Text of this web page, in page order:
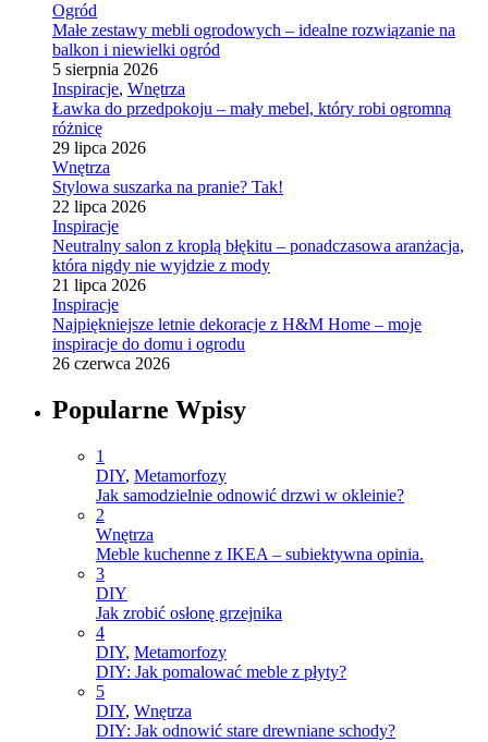
Ogród
Małe zestawy mebli ogrodowych – idealne rozwiązanie na
balkon i niewielki ogród
5 sierpnia 2026
Inspiracje, Wnętrza
Ławka do przedpokoju – mały mebel, który robi ogromną
różnicę
29 lipca 2026
Wnętrza
Stylowa suszarka na pranie? Tak!
22 lipca 2026
Inspiracje
Neutralny salon z kroplą błękitu – ponadczasowa aranżacja,
która nigdy nie wyjdzie z mody
21 lipca 2026
Inspiracje
Najpiękniejsze letnie dekoracje z H&M Home – moje
inspiracje do domu i ogrodu
26 czerwca 2026
Popularne Wpisy
1
DIY, Metamorfozy
Jak samodzielnie odnowić drzwi w okleinie?
2
Wnętrza
Meble kuchenne z IKEA – subiektywna opinia.
3
DIY
Jak zrobić osłonę grzejnika
4
DIY, Metamorfozy
DIY: Jak pomalować meble z płyty?
5
DIY, Wnętrza
DIY: Jak odnowić stare drewniane schody?